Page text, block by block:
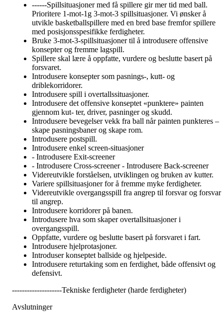
------Spillsituasjoner med få spillere gir mer tid med ball.
Prioritere 1-mot-1g 3-mot-3 spillsituasjoner. Vi ønsker å
utvikle basketballspillere med en bred base fremfor spillere
med posisjonsspesifikke ferdigheter.
Bruke 3-mot-3-spillsituasjoner til å introdusere offensive
konsepter og fremme lagspill.
Spillere skal lære å oppfatte, vurdere og beslutte basert på
forsvaret.
Introdusere konsepter som pasnings-, kutt- og
driblekorridorer.
Introdusere spill i overtallssituasjoner.
Introdusere det offensive konseptet «punktere» painten
gjennom kut- ter, driver, pasninger og skudd.
Introdusere bevegelser vekk fra ball når painten punkteres –
skape pasningsbaner og skape rom.
Introdusere postspill.
Introdusere enkel screen-situasjoner
- Introdusere Exit-screener
- Introdusere Cross-screener - Introdusere Back-screener
Videreutvikle forståelsen, utviklingen og bruken av kutter.
Variere spillsituasjoner for å fremme myke ferdigheter.
Videreutvikle overgangsspill fra angrep til forsvar og forsvar
til angrep.
Introdusere korridorer på banen.
Introdusere hva som skaper overtallsituasjoner i
overgangsspill.
Oppfatte, vurdere og beslutte basert på forsvaret i fart.
Introdusere hjelprotasjoner.
Introduser konseptet ballside og hjelpeside.
Introdusere returtaking som en ferdighet, både offensivt og
defensivt.
--------------------Tekniske ferdigheter (harde ferdigheter)
Avslutninger